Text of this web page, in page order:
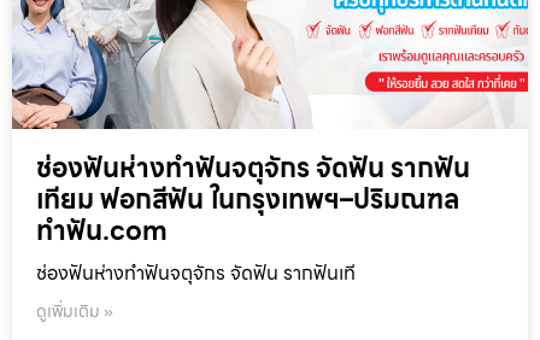
ช่องฟันห่างทำฟันจตุจักร จัดฟัน รากฟัน
เทียม ฟอกสีฟัน ในกรุงเทพฯ–ปริมณฑล
ทำฟัน.com
ช่องฟันห่างทำฟันจตุจักร จัดฟัน รากฟันเที
ดูเพิ่มเติม »